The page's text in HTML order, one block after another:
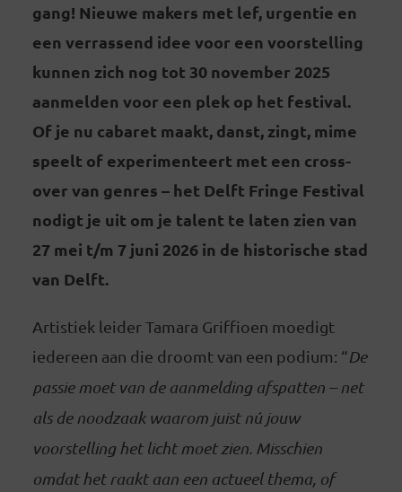
gang! Nieuwe makers met lef, urgentie en
een verrassend idee voor een voorstelling
kunnen zich nog tot 30 november 2025
aanmelden voor een plek op het festival.
Of je nu cabaret maakt, danst, zingt, mime
speelt of experimenteert met een cross-
over van genres – het Delft Fringe Festival
nodigt je uit om je talent te laten zien van
27 mei t/m 7 juni 2026 in de historische stad
van Delft.
Artistiek leider Tamara Griffioen moedigt
iedereen aan die droomt van een podium: “De
passie moet van de aanmelding afspatten – net
als de noodzaak waarom juist nú jouw
voorstelling het licht moet zien. Misschien
omdat het raakt aan een actueel thema, of